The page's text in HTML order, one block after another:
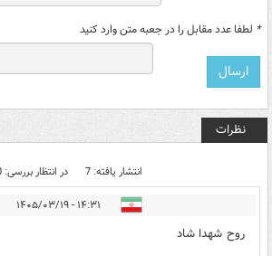
* لطفا عدد مقابل را در جعبه متن وارد کنید
نظرات
انتشار یافته: 7 در انتظار بررسی: 0
۱۴:۳۱ - ۱۴۰۵/۰۳/۱۹
روح شهدا شاد